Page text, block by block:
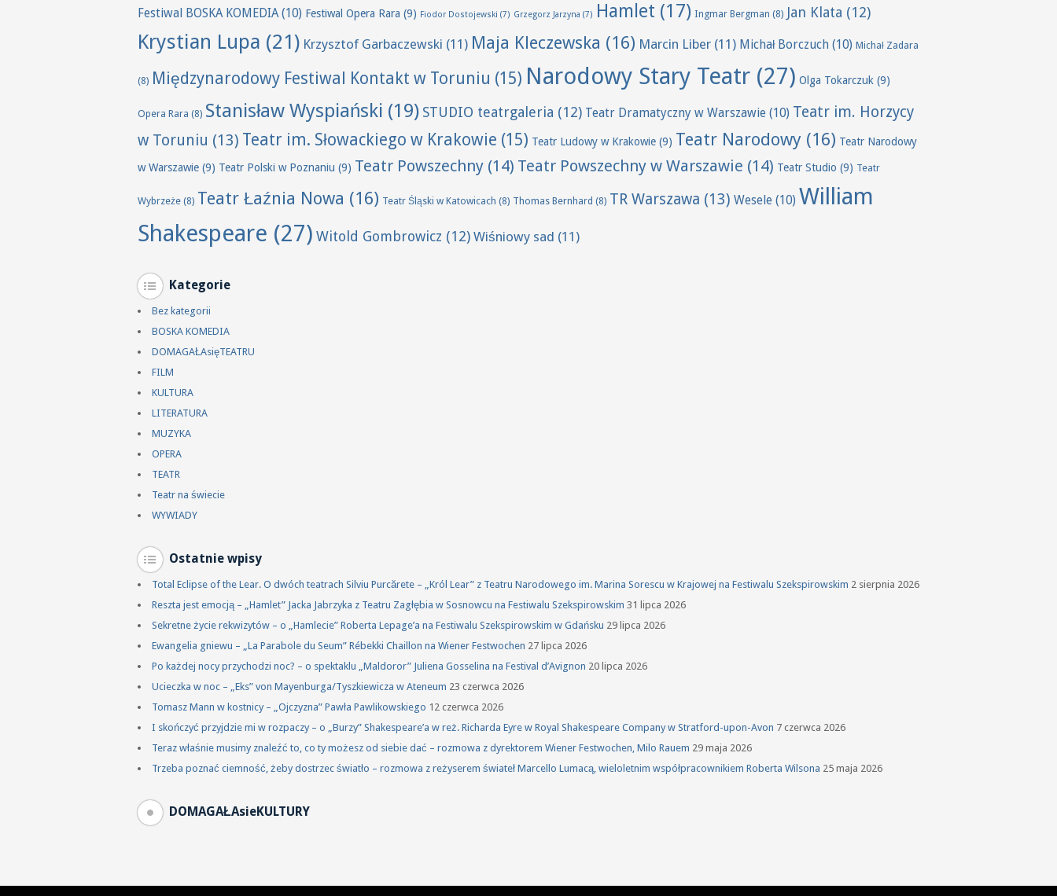
Festiwal BOSKA KOMEDIA(10) Festiwal Opera Rara (9) Fiodor Dostojewski (7) Grzegorz Jarzyna (7) Hamlet (17) Ingmar Bergman (8) Jan Klata (12)
Krystian Lupa (21) Krzysztof Garbaczewski (11) Maja Kleczewska (16) Marcin Liber (11) Michał Borczuch (10) Michał Zadara
(8) Międzynarodowy Festiwal Kontakt w Toruniu (15) Narodowy Stary Teatr (27) Olga Tokarczuk (9)
Opera Rara (8) Stanisław Wyspiański (19) STUDIO teatrgaleria (12) Teatr Dramatyczny w Warszawie (10) Teatr im. Horzycy
w Toruniu (13) Teatr im. Słowackiego w Krakowie (15) Teatr Ludowy w Krakowie (9) Teatr Narodowy (16) Teatr Narodowy
w Warszawie (9) Teatr Polski w Poznaniu (9) Teatr Powszechny (14) Teatr Powszechny w Warszawie (14) Teatr Studio (9) Teatr
Wybrzeże (8) Teatr Łaźnia Nowa (16) Teatr Śląski w Katowicach (8) Thomas Bernhard (8) TR Warszawa (13) Wesele (10) William
Shakespeare (27) Witold Gombrowicz (12) Wiśniowy sad (11)
Kategorie
Bez kategorii
BOSKA KOMEDIA
DOMAGAŁAsięTEATRU
FILM
KULTURA
LITERATURA
MUZYKA
OPERA
TEATR
Teatr na świecie
WYWIADY
Ostatnie wpisy
Total Eclipse of the Lear. O dwóch teatrach Silviu Purcărete – „Król Lear” z Teatru Narodowego im. Marina Sorescu w Krajowej na Festiwalu Szekspirowskim 2 sierpnia 2026
Reszta jest emocją – „Hamlet” Jacka Jabrzyka z Teatru Zagłębia w Sosnowcu na Festiwalu Szekspirowskim 31 lipca 2026
Sekretne życie rekwizytów – o „Hamlecie” Roberta Lepage’a na Festiwalu Szekspirowskim w Gdańsku 29 lipca 2026
Ewangelia gniewu – „La Parabole du Seum” Rébekki Chaillon na Wiener Festwochen 27 lipca 2026
Po każdej nocy przychodzi noc? – o spektaklu „Maldoror” Juliena Gosselina na Festival d’Avignon 20 lipca 2026
Ucieczka w noc – „Eks” von Mayenburga/Tyszkiewicza w Ateneum 23 czerwca 2026
Tomasz Mann w kostnicy – „Ojczyzna” Pawła Pawlikowskiego 12 czerwca 2026
I skończyć przyjdzie mi w rozpaczy – o „Burzy” Shakespeare’a w reż. Richarda Eyre w Royal Shakespeare Company w Stratford-upon-Avon 7 czerwca 2026
Teraz właśnie musimy znaleźć to, co ty możesz od siebie dać – rozmowa z dyrektorem Wiener Festwochen, Milo Rauem 29 maja 2026
Trzeba poznać ciemność, żeby dostrzec światło – rozmowa z reżyserem świateł Marcello Lumacą, wieloletnim współpracownikiem Roberta Wilsona 25 maja 2026
DOMAGAŁAsieKULTURY